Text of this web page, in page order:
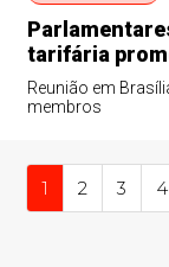
tarifária
Reunião em
membros
1 2 3 4